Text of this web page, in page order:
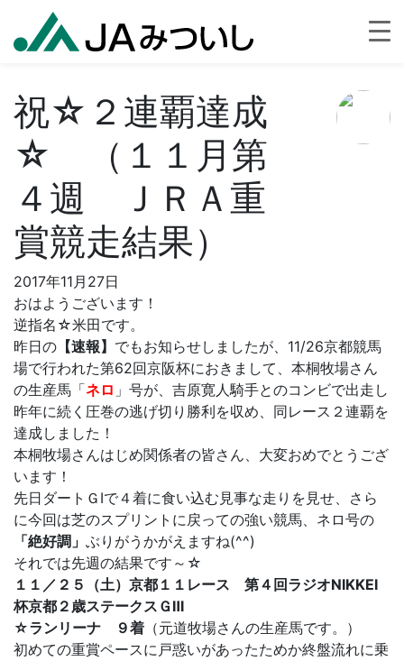
祝☆２連覇達成
☆ （１１月第
４週 ＪＲＡ重
賞競走結果）
2017年11月27日
おはようございます！
逆指名☆米田です。
昨日の 【速報】 でもお知らせしましたが、11/26京都競馬
場で行われた第62回京阪杯におきまして、本桐牧場さん
の生産馬「ネロ 」号が、吉原寛人騎手とのコンビで出走し
昨年に続く圧巻の逃げ切り勝利を収め、同レース２連覇を
達成しました！
本桐牧場さんはじめ関係者の皆さん、大変おめでとうござ
います！
先日ダートＧⅠで４着に食い込む見事な走りを見せ、さら
に今回は芝のスプリントに戻っての強い競馬、ネロ号の
「絶好調」 ぶりがうかがえますね(^^)
それでは先週の結果です～☆
１１／２５（土）京都１１レース 第４回ラジオNIKKEI
杯京都２歳ステークスＧⅢ
☆ランリーナ ９着 （元道牧場さんの生産馬です。）
初めての重賞ペースに戸惑いがあったためか終盤流れに乗